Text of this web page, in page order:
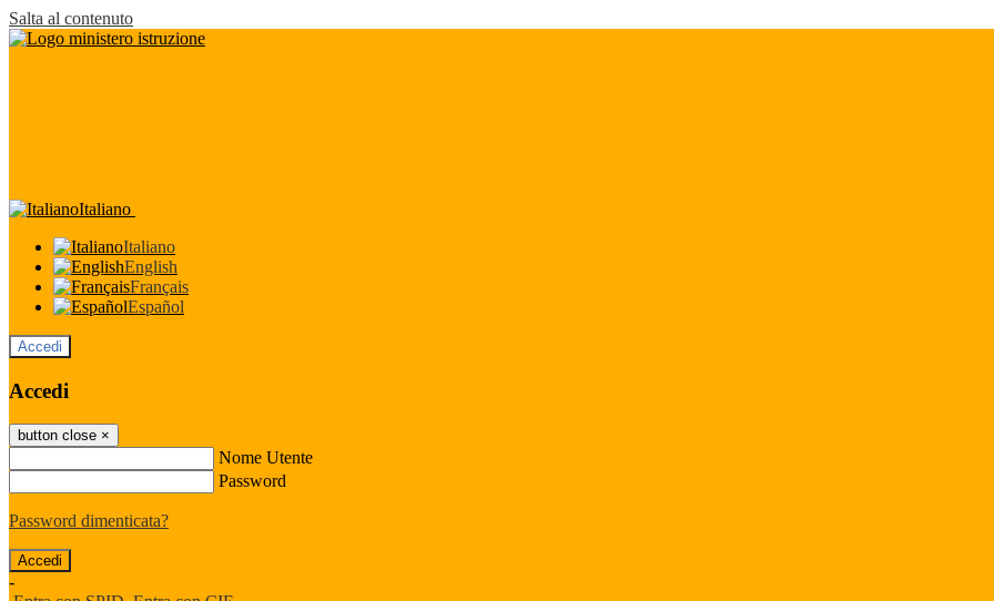
Salta al contenuto
Italiano
Italiano
English
Français
Español
Accedi
Accedi
button close ×
Nome Utente
Password
Password dimenticata?
-